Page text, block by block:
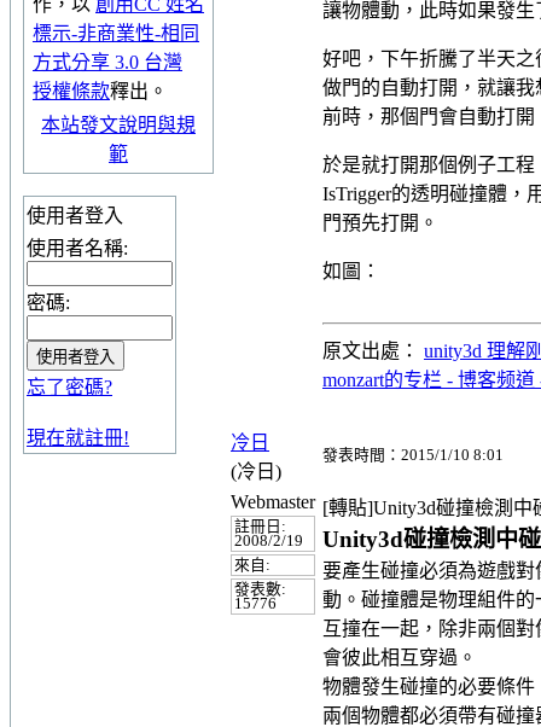
作，以 創用CC 姓名
標示-非商業性-相同
方式分享 3.0 台灣
授權條款釋出。
本站發文說明與規
範
使用者登入
使用者名稱:
密碼:
忘了密碼?
現在就註冊!
讓物體動，此時如果發
好吧，下午折騰了半天
做門的自動打開，就讓我
前時，那個門會自動打開
於是就打開那個例子工
IsTrigger的透明碰撞體，
門預先打開。
如圖：
原文出處： unity3d 理解
monzart的专栏 - 博客频
冷日
(冷日)
發表時間：2015/1/10 8:01
Webmaster
註冊日:
2008/2/19
來自:
發表數:
15776
[轉貼]Unity3d碰撞檢測
Unity3d碰撞檢測中
要產生碰撞必須為遊戲
動。碰撞體是物理組件
互撞在一起，除非兩個
會彼此相互穿過。
物體發生碰撞的必要條件
兩個物體都必須帶有碰撞